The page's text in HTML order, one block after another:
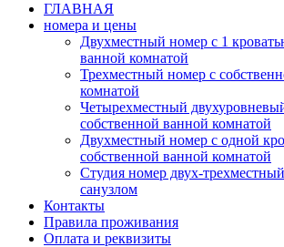
ГЛАВНАЯ
номера и цены
Двухместный номер с 1
ванной комнатой
Трехместный номер с
комнатой
Четырехместный
собственной ванной комнатой
Двухместный номер с одной
собственной ванной комнатой
Студия номер двух-
санузлом
Контакты
Правила проживания
Оплата и реквизиты